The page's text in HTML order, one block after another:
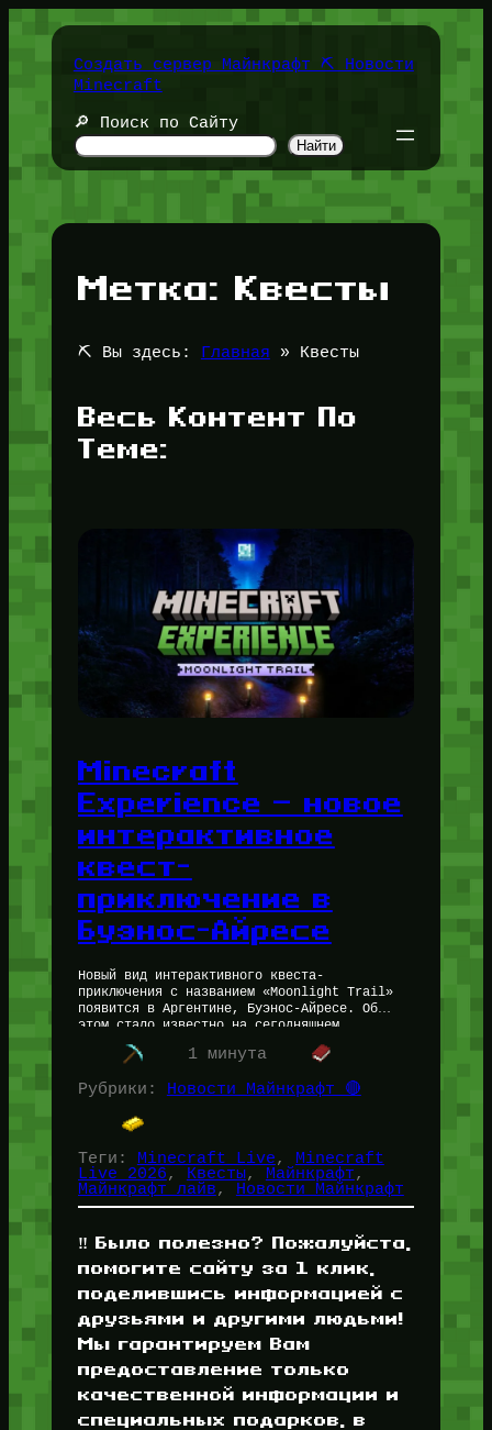
содержимомуСоздать сервер Майнкрафт ⛏️ Новости
Minecraft
🔎 Поиск по Сайту
Найти
Метка: Квесты
⛏️ Вы здесь: Главная » Квесты
Весь Контент По
Теме:
Minecraft
Experience — новое
интерактивное
квест-
приключение в
Буэнос-Айресе
Новый вид интерактивного квеста-
приключения с названием «Moonlight Trail»
появится в Аргентине, Буэнос-Айресе. Об
этом стало известно на сегодняшнем
Майнкрафт Лайв 2026. Дополнительные
подробности неизвестны. Что думаете Вы?
1 минута
Рубрики:
Новости Майнкрафт 🔴
Теги: Minecraft Live, Minecraft
Live 2026, Квесты, Майнкрафт
Майнкрафт лайв, Новости Майнкрафт
‼️ Было полезно? Пожалуйста,
помогите сайту за 1 клик,
поделившись информацией с
друзьями и другими людьми!
Мы гарантируем Вам
предоставление только
качественной информации и
специальных подарков, в